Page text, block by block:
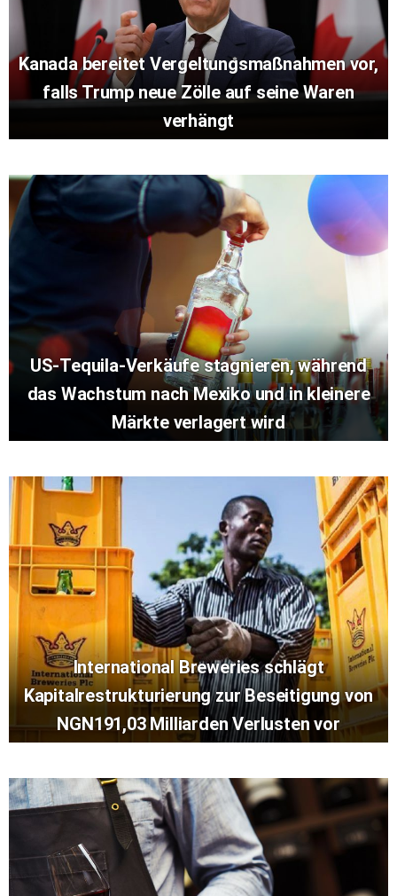
Kanada bereitet Vergeltungsmaßnahmen vor,
falls Trump neue Zölle auf seine Waren
verhängt
US-Tequila-Verkäufe stagnieren, während
das Wachstum nach Mexiko und in kleinere
Märkte verlagert wird
International Breweries schlägt
Kapitalrestrukturierung zur Beseitigung von
NGN191,03 Milliarden Verlusten vor